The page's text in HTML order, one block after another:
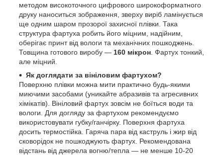
методом високоточного цифрового широкоформатного
друку наноситься зображення, зверху виріб ламінується
ще одним шаром прозорої захисної плівки. Така
структура фартуха робить його міцним, надійним,
оберігає принт від вологи та механічних пошкоджень.
Товщина готового виробу — 160 мікрон . Фартух тонкий,
але міцний.
Як доглядати за вініловим фартухом?
Поверхню плівки можна мити практично будь-якими
миючими засобами (уникайте абразивів та агресивних
хімікатів). Вініловий фартух зовсім не боїться води та
вологи. Для догляду за фартухом рекомендуємо
використовувати губку/ганчірку. Поверхня фартуха
досить термостійка. Гаряча пара від каструль і жир від
сковорідок не пошкоджують фартух. Рекомендована
відстань від джерела вогню/тепла — не менше 10-20